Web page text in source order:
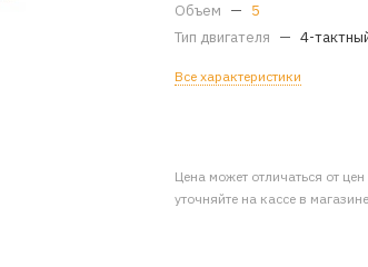
Объем — 5
Тип двигателя — 4-
Все характеристики
Цена может отличаться от
уточняйте на кассе в магазине